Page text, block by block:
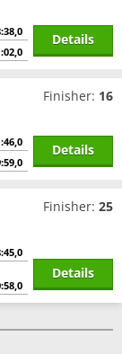
Details
Finisher: 16
Details
Finisher: 25
Details